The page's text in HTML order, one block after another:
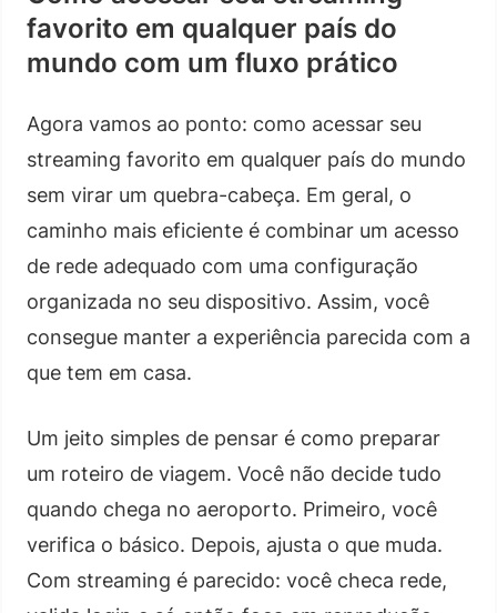
favorito em qualquer país do
mundo com um fluxo prático
Agora vamos ao ponto: como acessar seu
streaming favorito em qualquer país do mundo
sem virar um quebra-cabeça. Em geral, o
caminho mais eficiente é combinar um acesso
de rede adequado com uma configuração
organizada no seu dispositivo. Assim, você
consegue manter a experiência parecida com a
que tem em casa.
Um jeito simples de pensar é como preparar
um roteiro de viagem. Você não decide tudo
quando chega no aeroporto. Primeiro, você
verifica o básico. Depois, ajusta o que muda.
Com streaming é parecido: você checa rede,